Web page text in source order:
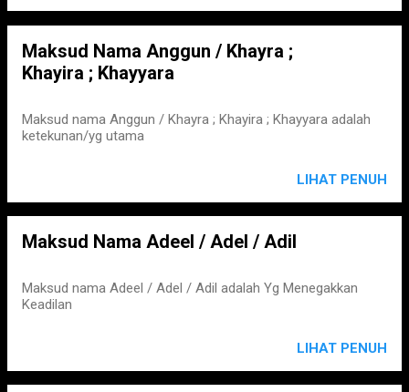
Maksud Nama Anggun / Khayra ;
Khayira ; Khayyara
Maksud nama Anggun / Khayra ; Khayira ; Khayyara adalah
ketekunan/yg utama
LIHAT PENUH
Maksud Nama Adeel / Adel / Adil
Maksud nama Adeel / Adel / Adil adalah Yg Menegakkan
Keadilan
LIHAT PENUH